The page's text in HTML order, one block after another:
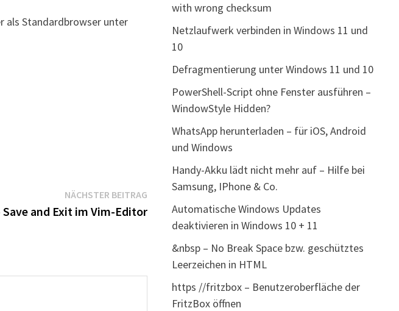
als Standardbrowser unter
NÄCHSTER BEITRAGNächster
Beitrag:
Save and Exit im Vim-Editor
with wrong checksum
Netzlaufwerk verbinden in Windows 11 und
10
Defragmentierung unter Windows 11 und 10
PowerShell-Script ohne Fenster ausführen –
WindowStyle Hidden?
WhatsApp herunterladen – für iOS, Android
und Windows
Handy-Akku lädt nicht mehr auf – Hilfe bei
Samsung, IPhone & Co.
Automatische Windows Updates
deaktivieren in Windows 10 + 11
&nbsp – No Break Space bzw. geschütztes
Leerzeichen in HTML
https //fritzbox – Benutzeroberfläche der
FritzBox öffnen